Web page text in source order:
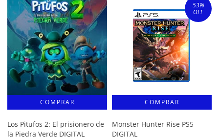
Los Pitufos 2: El prisionero de
la Piedra Verde DIGITAL
53%
OFF
Monster Hunter Rise PS5
DIGITAL